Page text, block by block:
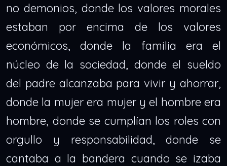
no demonios, donde los valores morales
estaban por encima de los valores
económicos, donde la familia era el
núcleo de la sociedad, donde el sueldo
del padre alcanzaba para vivir y ahorrar,
donde la mujer era mujer y el hombre era
hombre, donde se cumplían los roles con
orgullo y responsabilidad, donde se
cantaba a la bandera cuando se izaba